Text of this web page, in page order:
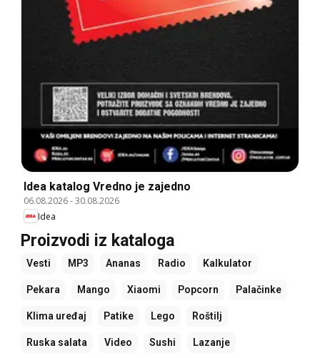
Idea katalog Vredno je zajedno
06.08.2026-30.08.2026
Idea
Proizvodi iz kataloga
Vesti MP3 Ananas Radio Kalkulator
Pekara Mango Xiaomi Popcorn Palačinke
Klima uređaj Patike Lego Roštilj
Ruska salata Video Sushi Lazanje